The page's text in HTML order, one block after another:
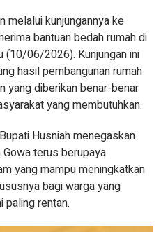
melalui kunjungannya ke
bantuan bedah rumah di
(10/06/2026). Kunjungan ini
hasil pembangunan rumah
yang diberikan benar-benar
yang membutuhkan.
Husniah menegaskan
terus berupaya
yang mampu meningkatkan
bagi warga yang
paling rentan.